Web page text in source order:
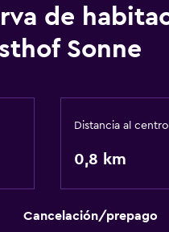
de
Sonne
Distancia al centro
0,8 km
Cancelación/prepago